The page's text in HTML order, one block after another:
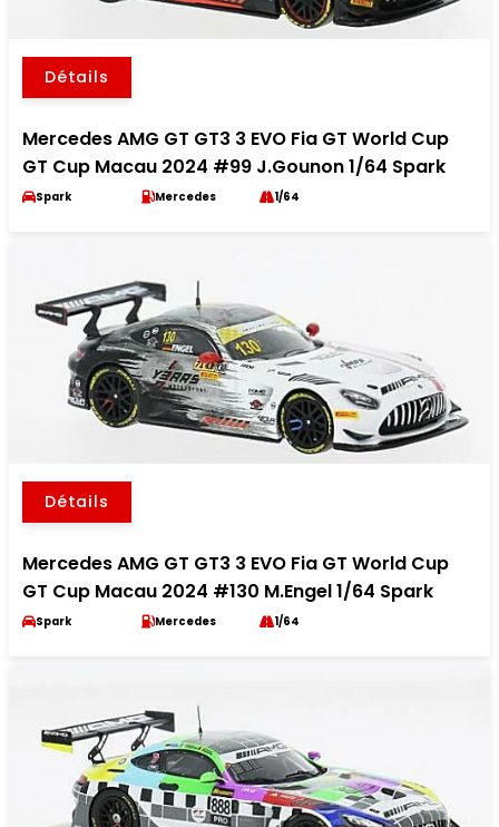
Détails
Mercedes AMG GT GT3 3 EVO Fia GT World Cup
GT Cup Macau 2024 #99 J.Gounon 1/64 Spark
Spark Mercedes 1/64
Détails
Mercedes AMG GT GT3 3 EVO Fia GT World Cup
GT Cup Macau 2024 #130 M.Engel 1/64 Spark
Spark Mercedes 1/64